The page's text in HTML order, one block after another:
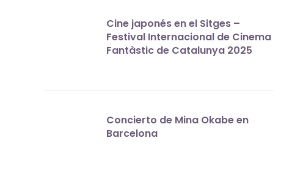
Cine japonés en el Sitges –
Festival Internacional de Cinema
Fantàstic de Catalunya 2025
Concierto de Mina Okabe en
Barcelona